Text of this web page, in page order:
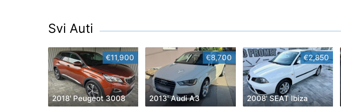
Svi Auti
€11,900
2018' Peugeot 3008
€8,700
2013' Audi A3
€2,850
2008' SEAT Ibiza